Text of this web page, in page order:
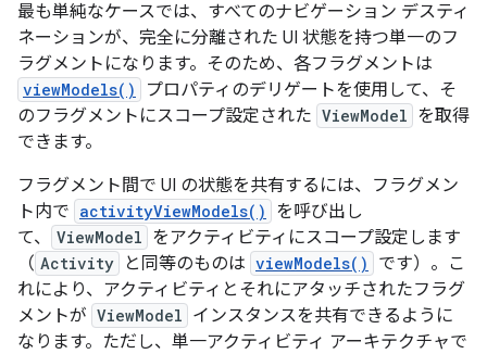
最も単純なケースでは、すべてのナビゲーション デスティ
ネーションが、完全に分離された UI 状態を持つ単一のフ
ラグメントになります。そのため、各フラグメントは
viewModels()
プロパティのデリゲートを使用して、そ
のフラグメントにスコープ設定された ViewModel を取得
できます。
フラグメント間で UI の状態を共有するには、フラグメン
ト内で activityViewModels()
を呼び出し
て、
ViewModel をアクティビティにスコープ設定します
（ Activity と同等のものは viewModels()
です）。こ
れにより、アクティビティとそれにアタッチされたフラグ
メントが ViewModel インスタンスを共有できるように
なります。ただし、単一アクティビティ アーキテクチャで